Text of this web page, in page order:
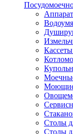
Моющие
Столы
Столы